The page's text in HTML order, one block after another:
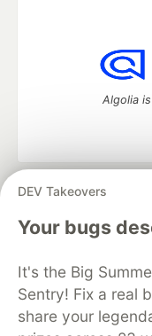
DEV Takeovers
Your bugs
It's the Big
Sentry! Fix a real
share your
Algolia
DEV Community
— A
development
Home
DEV
Organization
Free
Code of
Built on
— the